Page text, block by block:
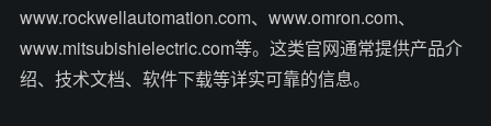
www.rockwellautomation.com、www.omron.com、
www.mitsubishielectric.com等。这类官网通常提供产品介
绍、技术文档、软件下载等详实可靠的信息。